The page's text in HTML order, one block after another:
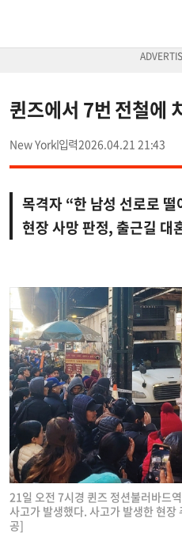
퀸즈에서 7번 전철에
New York 2026.04.21 21:43
목격자 “한 남성 선로로 떨
현장 사망 판정, 출근길 대
21일 오전 7시경 퀸즈 정션불러바드
사고가 발생했다. 사고가 발생한 현
공]